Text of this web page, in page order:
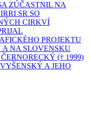
ZÚČASTNIL NA
SR SO
CIRKVÍ
PROJEKTU
NA SLOVENSKU
(† 1999)
A JEHO